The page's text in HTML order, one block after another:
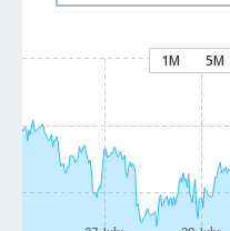
1M 5M